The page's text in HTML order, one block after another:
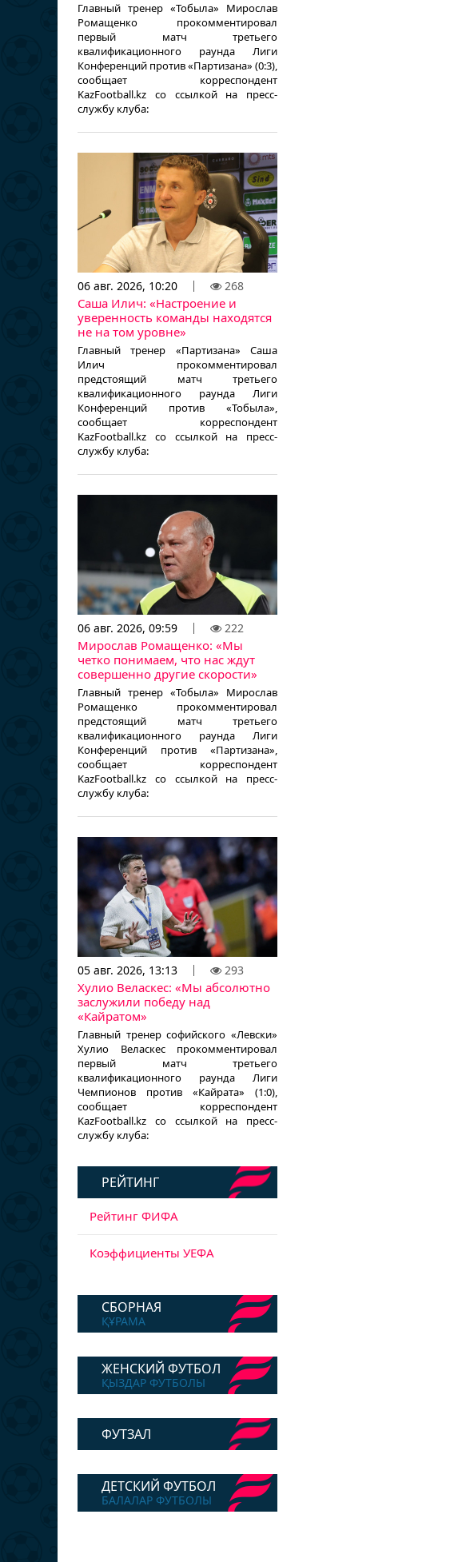
Главный тренер «Тобыла» Мирослав
Ромащенко прокомментировал
первый матч третьего
квалификационного раунда Лиги
Конференций против «Партизана» (0:3),
сообщает корреспондент
KazFootball.kz со ссылкой на пресс-
службу клуба:
06 авг. 2026, 10:20 268
Саша Илич: «Настроение и
уверенность команды находятся
не на том уровне»
Главный тренер «Партизана» Саша
Илич прокомментировал
предстоящий матч третьего
квалификационного раунда Лиги
Конференций против «Тобыла»,
сообщает корреспондент
KazFootball.kz со ссылкой на пресс-
службу клуба:
06 авг. 2026, 09:59 222
Мирослав Ромащенко: «Мы
четко понимаем, что нас ждут
совершенно другие скорости»
Главный тренер «Тобыла» Мирослав
Ромащенко прокомментировал
предстоящий матч третьего
квалификационного раунда Лиги
Конференций против «Партизана»,
сообщает корреспондент
KazFootball.kz со ссылкой на пресс-
службу клуба:
05 авг. 2026, 13:13 293
Хулио Веласкес: «Мы абсолютно
заслужили победу над
«Кайратом»
Главный тренер софийского «Левски»
Хулио Веласкес прокомментировал
первый матч третьего
квалификационного раунда Лиги
Чемпионов против «Кайрата» (1:0),
сообщает корреспондент
KazFootball.kz со ссылкой на пресс-
службу клуба:
РЕЙТИНГ
Рейтинг ФИФА
Коэффициенты УЕФА
СБОРНАЯ
ҚҰРАМА
ЖЕНСКИЙ ФУТБОЛ
ҚЫЗДАР ФУТБОЛЫ
ФУТЗАЛ
ДЕТСКИЙ ФУТБОЛ
БАЛАЛАР ФУТБОЛЫ